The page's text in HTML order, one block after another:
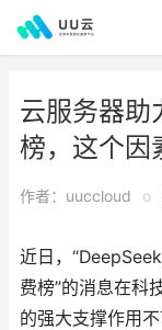
云服务器助
榜，这个因
作者：uuccloud o
近日，
费榜”的消息在科
的强大支撑作用不